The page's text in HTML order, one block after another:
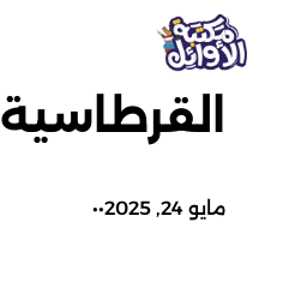
تخطى
إلى
المحتوىالقرطاسية
مايو 24, 2025 •
•